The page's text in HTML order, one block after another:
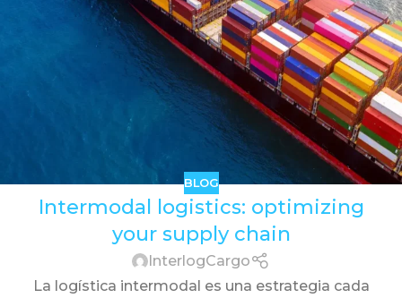
BLOG
Intermodal logistics: optimizing
your supply chain
InterlogCargo
La logística intermodal es una estrategia cada